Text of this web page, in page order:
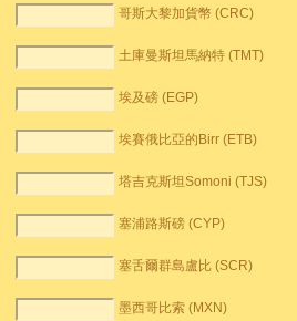
哥斯大黎加貨幣 (CRC)
土庫曼斯坦馬納特 (TMT)
埃及磅 (EGP)
埃賽俄比亞的Birr (ETB)
塔吉克斯坦Somoni (TJS)
塞浦路斯磅 (CYP)
塞舌爾群島盧比 (SCR)
墨西哥比索 (MXN)